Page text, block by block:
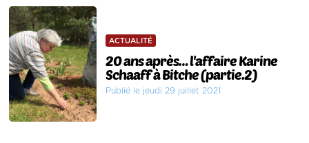
ACTUALITÉ
20 ans après… l'affaire Karine
Schaaff à Bitche (partie.2)
Publié le jeudi 29 juillet 2021